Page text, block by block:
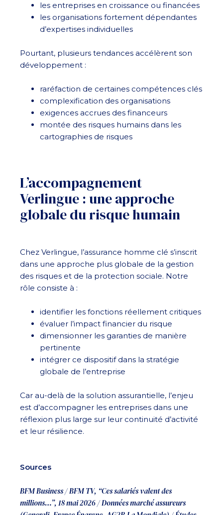
les entreprises en croissance ou financées
les organisations fortement dépendantes
d’expertises individuelles
Pourtant, plusieurs tendances accélèrent son
développement :
raréfaction de certaines compétences clés
complexification des organisations
exigences accrues des financeurs
montée des risques humains dans les
cartographies de risques
L’accompagnement
Verlingue : une approche
globale du risque humain
Chez Verlingue, l’assurance homme clé s’inscrit
dans une approche plus globale de la gestion
des risques et de la protection sociale. Notre
rôle consiste à :
identifier les fonctions réellement critiques
évaluer l’impact financier du risque
dimensionner les garanties de manière
pertinente
intégrer ce dispositif dans la stratégie
globale de l’entreprise
Car au-delà de la solution assurantielle, l’enjeu
est d’accompagner les entreprises dans une
réflexion plus large sur leur continuité d’activité
et leur résilience.
Sources
BFM Business / BFM TV, “Ces salariés valent des
millions…”, 18 mai 2026 /Données marché assureurs